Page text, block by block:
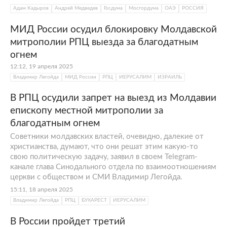
Патриаршего совета по культуре, в 2011-м —
РПЦ и членом Патриаршей комиссии по
вопросам семьи, защиты материнства и
детства. В 2015 году, согласно решению
Священного синода, Легойда получил
должность председателя Синодального
отдела по взаимоотношениям Церкви с
обществом и СМИ. В 2019 году также был
назначен врио главы пресс-службы
Московского патриархата и всея Руси.
Адам Кадыров Андрей Медведев Госдума Мосгордума ОАЭ РОССИЯ
МИД России осудил блокировку Молдавской
митрополии РПЦ выезда за благодатным
огнем
12:12, 19 апреля 2025
Владимир Легойда МИД России РПЦ ИЕРУСАЛИМ ИЗРАИЛЬ
В РПЦ осудили запрет на выезд из Молдавии
епископу местной митрополии за
благодатным огнем
Советники молдавских властей, очевидно, далекие от
христианства, думают, что они решат этим какую-то
свою политическую задачу, заявил в своем Telegram-
канале глава Синодального отдела по взаимоотношениям
церкви с обществом и СМИ Владимир Легойда.
15:11, 18 апреля 2025
Владимир Легойда РПЦ БУХАРЕСТ ИЕРУСАЛИМ
В России пройдет третий